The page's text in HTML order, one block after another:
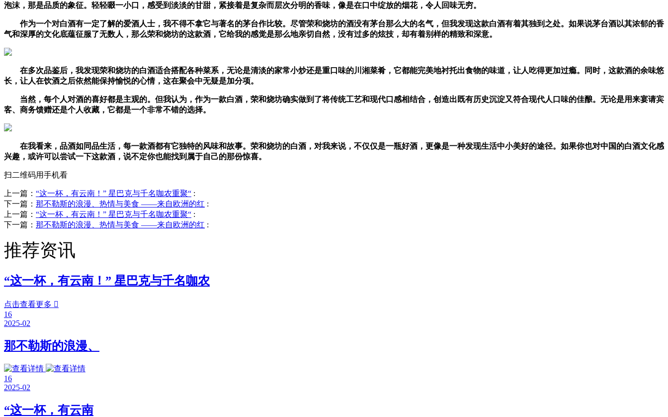
泡沫，那是品质的象征。轻轻啜一小口，感受到淡淡的甘甜，紧接着是复杂而层次分明的香味，像是在口中绽放的烟花，令人回味无穷。
作为一个对白酒有一定了解的爱酒人士，我不得不拿它与著名的茅台作比较。尽管荣和烧坊的酒没有茅台那么大的名气，但我发现这款白酒有着其独到之处。如果说茅台酒以其浓郁的香
气和深厚的文化底蕴征服了无数人，那么荣和烧坊的这款酒，它给我的感觉是那么地亲切自然，没有过多的炫技，却有着别样的精致和深意。
在多次品鉴后，我发现荣和烧坊的白酒适合搭配各种菜系，无论是清淡的家常小炒还是重口味的川湘菜肴，它都能完美地衬托出食物的味道，让人吃得更加过瘾。同时，这款酒的余味悠
长，让人在饮酒之后依然能保持愉悦的心情，这在聚会中无疑是加分项。
当然，每个人对酒的喜好都是主观的。但我认为，作为一款白酒，荣和烧坊确实做到了将传统工艺和现代口感相结合，创造出既有历史沉淀又符合现代人口味的佳酿。无论是用来宴请宾
客、商务馈赠还是个人收藏，它都是一个非常不错的选择。
在我看来，品酒如同品生活，每一款酒都有它独特的风味和故事。荣和烧坊的白酒，对我来说，不仅仅是一瓶好酒，更像是一种发现生活中小美好的途径。如果你也对中国的白酒文化感
兴趣，或许可以尝试一下这款酒，说不定你也能找到属于自己的那份惊喜。
扫二维码用手机看
上一篇： “这一杯，有云南！” 星巴克与千名咖农重聚“ :
下一篇： 那不勒斯的浪漫、热情与美食 ——来自欧洲的红 :
上一篇： “这一杯，有云南！” 星巴克与千名咖农重聚“ :
下一篇： 那不勒斯的浪漫、热情与美食 ——来自欧洲的红 :
推荐资讯
“这一杯，有云南！” 星巴克与千名咖农
点击查看更多 
16
2025-02
那不勒斯的浪漫、
16
2025-02
“这一杯，有云南